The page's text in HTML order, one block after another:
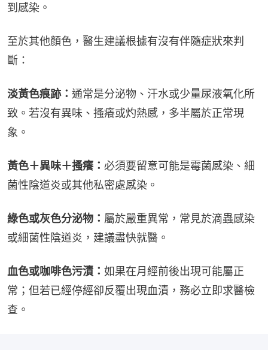
到感染。
至於其他顏色，醫生建議根據有沒有伴隨症狀來判
斷：
淡黃色痕跡： 通常是分泌物、汗水或少量尿液氧化所
致。若沒有異味、搔癢或灼熱感，多半屬於正常現
象。
黃色＋異味＋搔癢： 必須要留意可能是霉菌感染、細
菌性陰道炎或其他私密處感染。
綠色或灰色分泌物： 屬於嚴重異常，常見於滴蟲感染
或細菌性陰道炎，建議盡快就醫。
血色或咖啡色污漬： 如果在月經前後出現可能屬正
常；但若已經停經卻反覆出現血漬，務必立即求醫檢
查。